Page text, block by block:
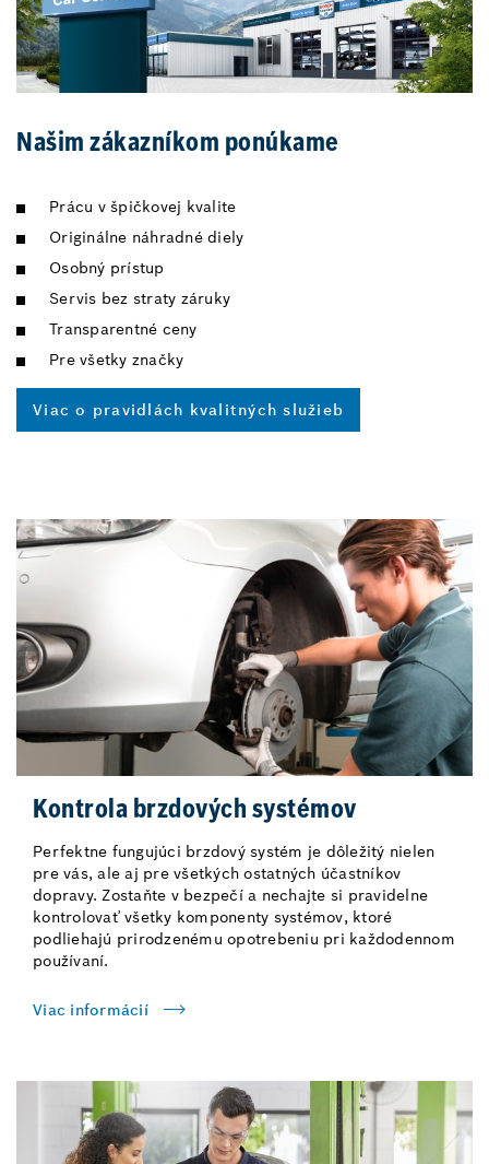
Našim zákazníkom ponúkame
Prácu v špičkovej kvalite
Originálne náhradné diely
Osobný prístup
Servis bez straty záruky
Transparentné ceny
Pre všetky značky
Viac o pravidlách kvalitných služieb
Kontrola brzdových systémov
Perfektne fungujúci brzdový systém je dôležitý nielen
pre vás, ale aj pre všetkých ostatných účastníkov
dopravy. Zostaňte v bezpečí a nechajte si pravidelne
kontrolovať všetky komponenty systémov, ktoré
podliehajú prirodzenému opotrebeniu pri každodennom
používaní.
Viac informácií